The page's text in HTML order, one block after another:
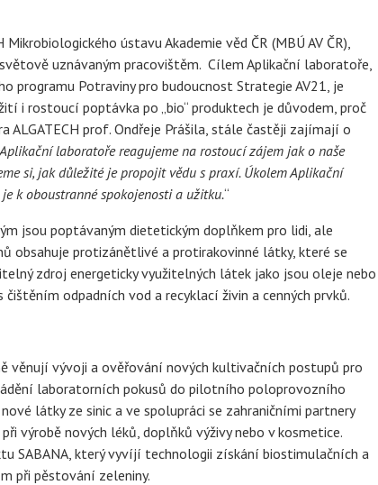
ústavu Akademie věd ČR (MBÚ AV ČR),
uznávaným pracovištěm. Cílem Aplikační laboratoře,
programu Potraviny pro budoucnost Strategie AV21, je
i rostoucí poptávka po „bio“ produktech je důvodem, proč
ALGATECH prof. Ondřeje Prášila, stále častěji zajímají o
laboratoře reagujeme na rostoucí zájem jak o naše
si, jak důležité je propojit vědu s praxí. Úkolem Aplikační
k oboustranné spokojenosti a užitku.“
jsou poptávaným dietetickým doplňkem pro lidi, ale
obsahuje protizánětlivé a protirakovinné látky, které se
zdroj energeticky využitelných látek jako jsou oleje nebo
odpadních vod a recyklací živin a cenných prvků.
věnují vývoji a ověřování nových kultivačních postupů pro
laboratorních pokusů do pilotního poloprovozního
látky ze sinic a ve spolupráci se zahraničními partnery
výrobě nových léků, doplňků výživy nebo v kosmetice.
SABANA, který vyvíjí technologii získání biostimulačních a
při pěstování zeleniny.